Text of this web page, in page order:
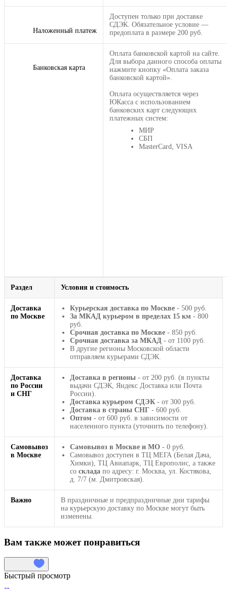
Наложенный платеж
Доступен только при доставке
СДЭК. Обязательное условие —
предоплата в размере 200 руб.
Банковская карта
Оплата банковской картой на сайте.
Для выбора данного способа оплаты
нажмите кнопку «Оплата заказа
банковской картой».
Оплата осуществляется через
ЮКасса с использованием
банковских карт следующих
платежных систем:
МИР
СБП
MasterCard, VISA
Раздел Условия и стоимость
Доставка
по Москве
Курьерская доставка по Москве - 500 руб.
За МКАД курьером в пределах 15 км - 800
руб.
Срочная доставка по Москве - 850 руб.
Срочная доставка за МКАД - от 1100 руб.
В другие регионы Московской области
отправляем курьерами СДЭК.
Доставка
по России
и СНГ
Доставка в регионы - от 200 руб. (в пункты
выдачи СДЭК, Яндекс Доставка или Почта
России).
Доставка курьером СДЭК - от 300 руб.
Доставка в страны СНГ - 600 руб.
Оптом - от 600 руб. в зависимости от
населенного пункта (уточнить по телефону).
Самовывоз
в Москве
Самовывоз в Москве и МО - 0 руб.
Самовывоз доступен в ТЦ МЕГА (Белая Дача,
Химки), ТЦ Авиапарк, ТЦ Европолис, а также
со склада по адресу: г. Москва, ул. Костякова,
д. 7/7 (м. Дмитровская).
Важно
В праздничные и предпраздничные дни тарифы
на курьерскую доставку по Москве могут быть
изменены.
Вам также может понравиться
Быстрый просмотр